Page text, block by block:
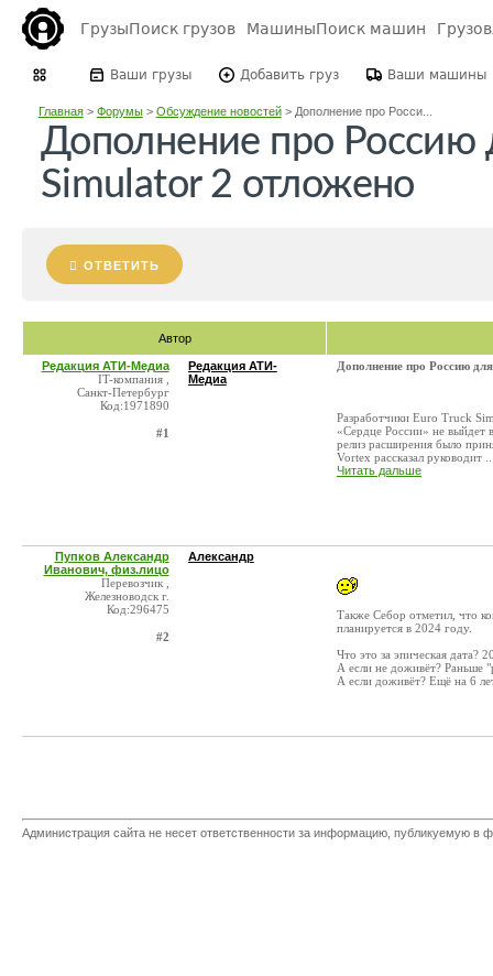
ГрузыПоиск грузов МашиныПоиск машин
Ваши грузы Добавить груз Ваши машины
Главная> Форумы> Обсуждение новостей> Дополнение про Росси...
Дополнение про Россию
Simulator 2 отложено
ОТВЕТИТЬ
Автор
Редакция АТИ-Медиа
IT-компания ,
Санкт-Петербург
Код:1971890
#1
Редакция АТИ-
Медиа
Дополнение про Россию
Разработчики Euro Truck
«Сердце России» не выйдет
релиз расширения было
Vortex рассказал руководит
Читать дальше
Пупков Александр
Иванович, физ.лицо
Перевозчик ,
Железноводск г.
Код:296475
#2
Александр
Также Себор отметил, что
планируется в 2024 году.
Что это за эпическая дата?
А если не доживёт? Раньше
А если доживёт? Ещё на 6
Администрация сайта не несет ответственности за информацию, публикуемую